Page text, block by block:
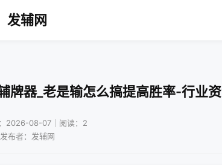
发辅网
牌器_老是输怎么搞提高胜率-行业
2026-08-07｜阅读：2
发布者：发辅网